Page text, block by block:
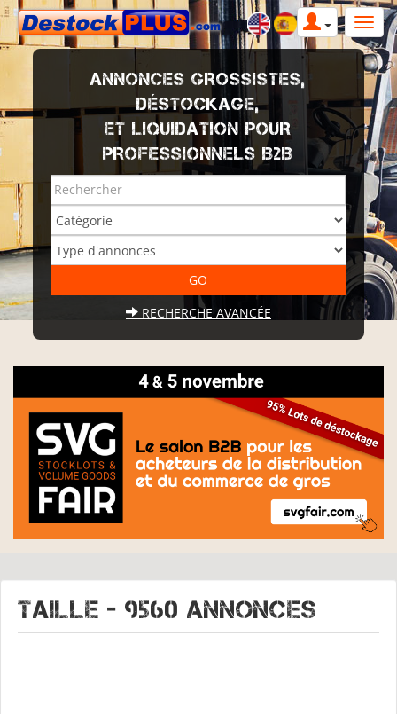
ANNONCES GROSSISTES,
DÉSTOCKAGE,
ET LIQUIDATION POUR
PROFESSIONNELS B2B
RECHERCHE AVANCÉE
TAILLE - 9560 Annonces